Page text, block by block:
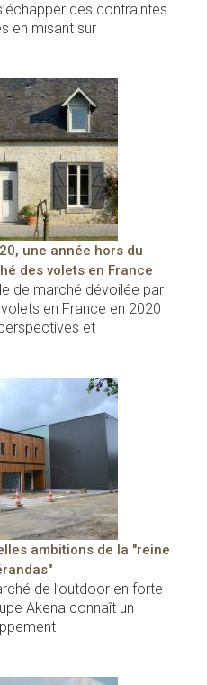
des contraintes
en misant sur
une année hors du
des volets en France
de marché dévoilée par
en France en 2020
et
ambitions de la "reine
de l’outdoor en forte
Akena connaît un